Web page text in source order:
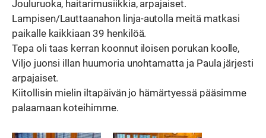
Jouluruoka, haitarimusiikkia, arpajaiset.
Lampisen/Lauttaanahon linja-autolla meitä matkasi
paikalle kaikkiaan 39 henkilöä.
Tepa oli taas kerran koonnut iloisen porukan koolle,
Viljo juonsi illan huumoria unohtamatta ja Paula järjesti
arpajaiset.
Kiitollisin mielin iltapäivän jo hämärtyessä pääsimme
palaamaan koteihimme.